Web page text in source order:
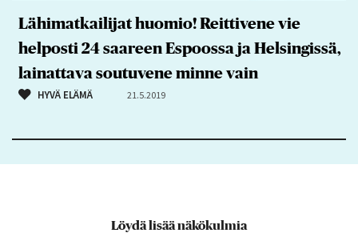
Lähimatkailijat huomio! Reittivene vie
helposti 24 saareen Espoossa ja Helsingissä,
lainattava soutuvene minne vain
HYVÄ ELÄMÄ 21.5.2019
Löydä lisää näkökulmia